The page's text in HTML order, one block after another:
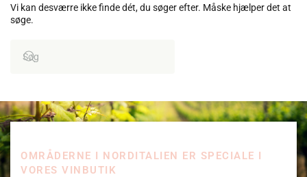
Vi kan desværre ikke finde dét, du søger efter. Måske hjælper det at
søge.
OMRÅDERNE I NORDITALIEN ER SPECIALE I
VORES VINBUTIK